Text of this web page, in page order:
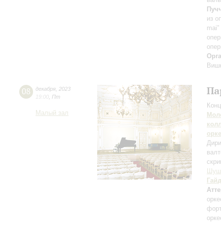
из
08 декабря 2023
19:00 Пт
Малый зал